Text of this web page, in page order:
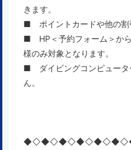
きます。
■ ポイントカードや他の割
■ HP＜予約フォーム＞か
様のみ対象となります。
■ ダイビングコンピュータ
ん。